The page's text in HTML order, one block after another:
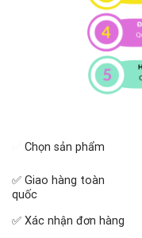
Chọn sản phẩm
✅ Giao hàng toàn
quốc
✅ Xác nhận đơn hàng